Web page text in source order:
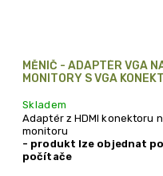
MĚNIČ - ADAPTÉR VGA
MONITORY S VGA
Skladem
Adaptér z HDMI konektoru
monitoru
- produkt lze objednat
počítače